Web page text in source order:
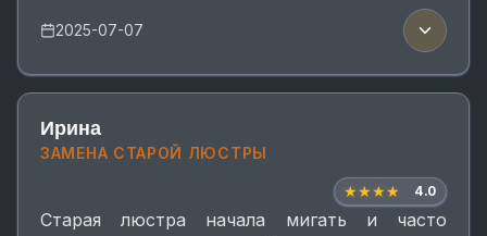
пыли и лишних отверстий. Каждую
проверили, всё работает как надо.
2025-07-07
Ирина
ЗАМЕНА СТАРОЙ ЛЮСТРЫ
★★★★ 4.0
Старая люстра начала мигать и часто